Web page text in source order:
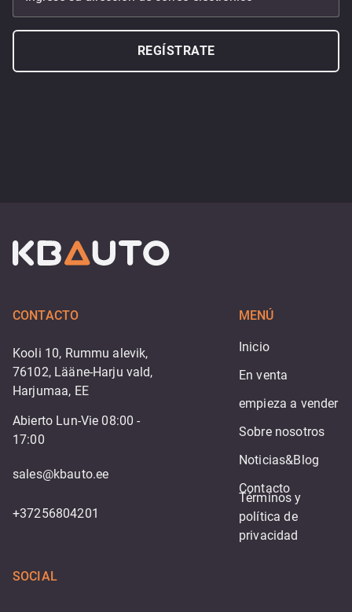
REGÍSTRATE
CONTACTO
Kooli 10, Rummu alevik,
76102, Lääne-Harju vald,
Harjumaa, EE
Abierto Lun-Vie 08:00 -
17:00
sales@kbauto.ee
+37256804201
MENÚ
Inicio
En venta
empieza a vender
Sobre nosotros
Noticias&Blog
Contacto
Términos y
política de
privacidad
SOCIAL